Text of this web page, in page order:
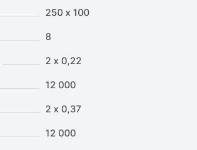
250 х 100
8
2 х 0,22
12 000
2 х 0,37
12 000